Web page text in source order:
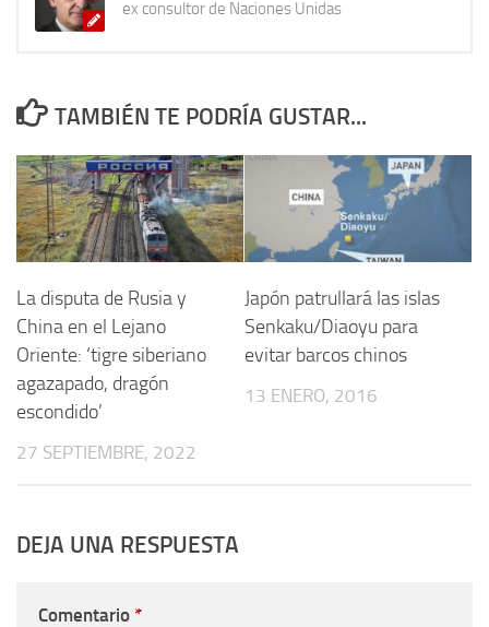
ex consultor de Naciones Unidas
TAMBIÉN TE PODRÍA GUSTAR...
La disputa de Rusia y
China en el Lejano
Oriente: ‘tigre siberiano
agazapado, dragón
escondido’
27 SEPTIEMBRE, 2022
Japón patrullará las islas
Senkaku/Diaoyu para
evitar barcos chinos
13 ENERO, 2016
DEJA UNA RESPUESTA
Comentario *